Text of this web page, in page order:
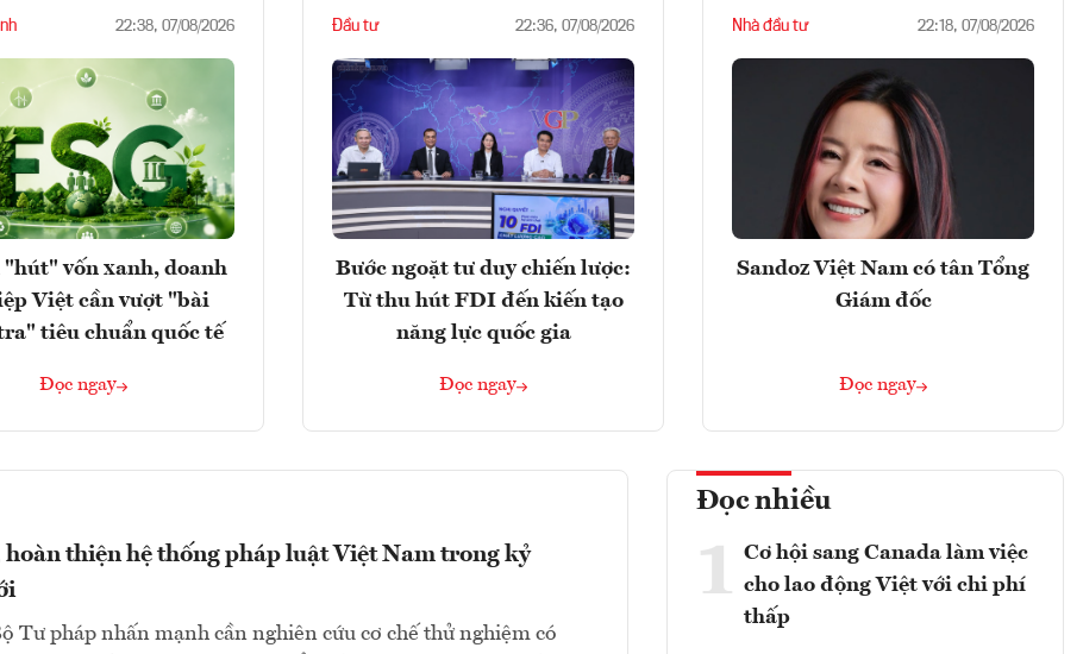
22:38, 07/08/2026
vốn xanh, doanh
Việt cần vượt "bài
tiêu chuẩn quốc tế
Đọc ngay
Đầu tư 22:36, 07/08/2026
Bước ngoặt tư duy chiến lược:
Từ thu hút FDI đến kiến tạo
năng lực quốc gia
Đọc ngay
Nhà đầu tư 22:18, 07/08/2026
Sandoz Việt Nam có tân Tổng
Giám đốc
Đọc ngay
thiện hệ thống pháp luật Việt Nam trong kỷ
Tư pháp nhấn mạnh cần nghiên cứu cơ chế thử nghiệm có
Đọc nhiều
1 Cơ hội sang Canada làm việc
cho lao động Việt với chi phí
thấp